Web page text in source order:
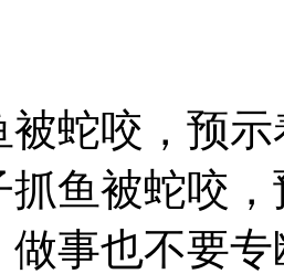
被蛇咬，预
抓鱼被蛇咬
做事也不要